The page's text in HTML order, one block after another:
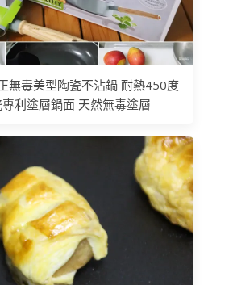
無毒美型陶瓷不沾鍋 耐熱450度
利塗層鍋面 天然無毒塗層